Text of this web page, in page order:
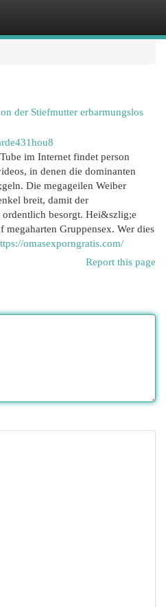
der Stiefmutter erbarmungslos
im Internet findet person
in denen die dominanten
Die megageilen Weiber
breit, damit der
besorgt. Hei&szlig;e
megaharten Gruppensex. Wer dies
omasexporngratis.com/
Report this page